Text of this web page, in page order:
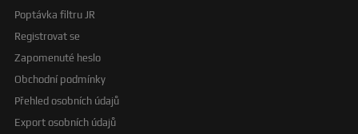
Poptávka filtru JR
Registrovat se
Zapomenuté heslo
Obchodní podmínky
Přehled osobních údajů
Export osobních údajů